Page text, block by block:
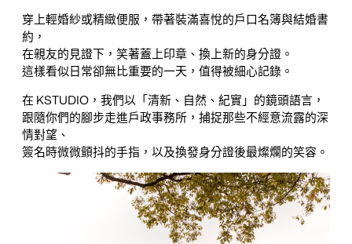
穿上輕婚紗或精緻便服，帶著裝滿喜悅的戶口名簿與結婚書
約，
在親友的見證下，笑著蓋上印章、換上新的身分證。
這樣看似日常卻無比重要的一天，值得被細心記錄。
在 KSTUDIO，我們以「清新、自然、紀實」的鏡頭語言，
跟隨你們的腳步走進戶政事務所，捕捉那些不經意流露的深
情對望、
簽名時微微顫抖的手指，以及換發身分證後最燦爛的笑容。